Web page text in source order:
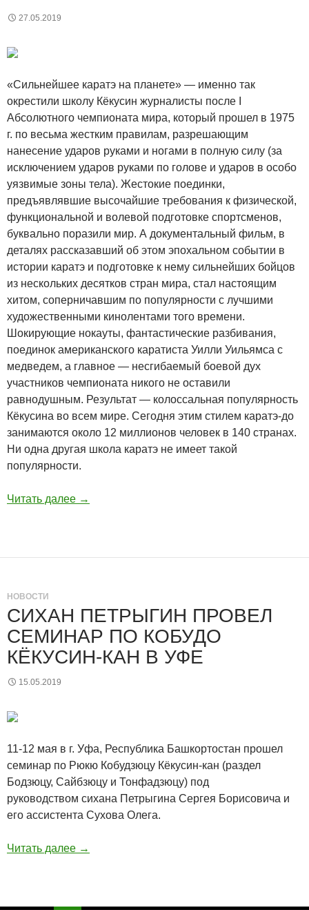
27.05.2019
«Сильнейшее каратэ на планете» — именно так
окрестили школу Кёкусин журналисты после I
Абсолютного чемпионата мира, который прошел в 1975
г. по весьма жестким правилам, разрешающим
нанесение ударов руками и ногами в полную силу (за
исключением ударов руками по голове и ударов в особо
уязвимые зоны тела). Жестокие поединки,
предъявлявшие высочайшие требования к физической,
функциональной и волевой подготовке спортсменов,
буквально поразили мир. А документальный фильм, в
деталях рассказавший об этом эпохальном событии в
истории каратэ и подготовке к нему сильнейших бойцов
из нескольких десятков стран мира, стал настоящим
хитом, соперничавшим по популярности с лучшими
художественными кинолентами того времени.
Шокирующие нокауты, фантастические разбивания,
поединок американского каратиста Уилли Уильямса с
медведем, а главное — несгибаемый боевой дух
участников чемпионата никого не оставили
равнодушным. Результат — колоссальная популярность
Кёкусина во всем мире. Сегодня этим стилем каратэ-до
занимаются около 12 миллионов человек в 140 странах.
Ни одна другая школа каратэ не имеет такой
популярности.
Читать далее →
НОВОСТИ
СИХАН ПЕТРЫГИН ПРОВЕЛ
СЕМИНАР ПО КОБУДО
КЁКУСИН-КАН В УФЕ
15.05.2019
11-12 мая в г. Уфа, Республика Башкортостан прошел
семинар по Рюкю Кобудзюцу Кёкусин-кан (раздел
Бодзюцу, Сайбзюцу и Тонфадзюцу) под
руководством сихана Петрыгина Сергея Борисовича и
его ассистента Сухова Олега.
Читать далее →